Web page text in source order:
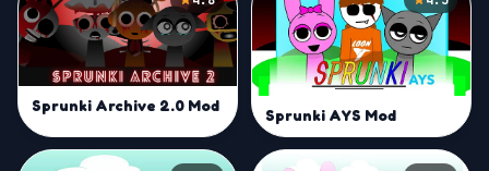
Sprunki Archive 2.0 Mod
Sprunki AYS Mod